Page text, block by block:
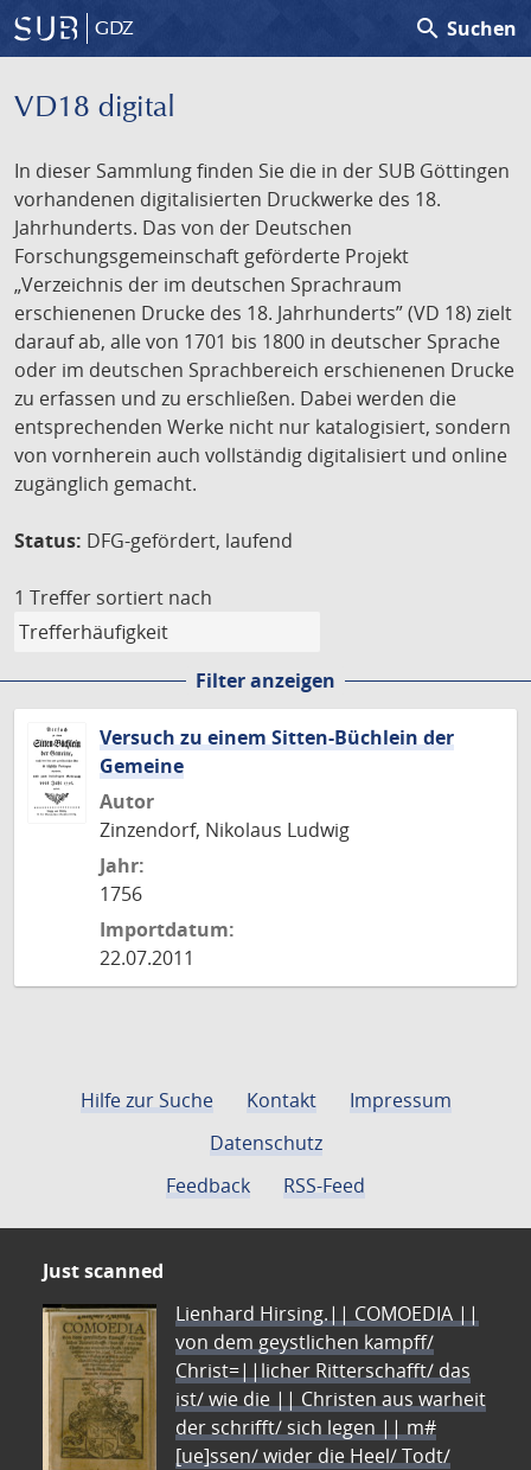
GDZ search Suchen
VD18 digital
In dieser Sammlung finden Sie die in der SUB Göttingen
vorhandenen digitalisierten Druckwerke des 18.
Jahrhunderts. Das von der Deutschen
Forschungsgemeinschaft geförderte Projekt
„Verzeichnis der im deutschen Sprachraum
erschienenen Drucke des 18. Jahrhunderts” (VD 18) zielt
darauf ab, alle von 1701 bis 1800 in deutscher Sprache
oder im deutschen Sprachbereich erschienenen Drucke
zu erfassen und zu erschließen. Dabei werden die
entsprechenden Werke nicht nur katalogisiert, sondern
von vornherein auch vollständig digitalisiert und online
zugänglich gemacht.
Status: DFG-gefördert, laufend
1 Treffer sortiert nach
Filter anzeigen
Versuch zu einem Sitten-Büchlein der
Gemeine
Autor
Zinzendorf, Nikolaus Ludwig
Jahr:
1756
Importdatum:
22.07.2011
Hilfe zur Suche Kontakt
Impressum
Datenschutz
Feedback
RSS-Feed
Just scanned
Lienhard Hirsing.|| COMOEDIA ||
von dem geystlichen kampff/
Christ=||licher Ritterschafft/ das
ist/ wie die || Christen aus warheit
der schrifft/ sich legen || m#
[ue]ssen/ wider die Heel/ Todt/